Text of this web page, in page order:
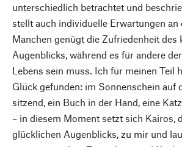
unterschiedlich betrachtet und
stellt auch individuelle Erwartungen an
Manchen genügt die Zufriedenheit des
Augenblicks, während es für andere
Lebens sein muss. Ich für meinen Teil
Glück gefunden: im Sonnenschein auf
sitzend, ein Buch in der Hand, eine
– in diesem Moment setzt sich Kairos,
glücklichen Augenblicks, zu mir und